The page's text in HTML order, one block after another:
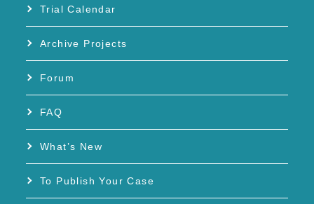
Trial Calendar
Archive Projects
Forum
FAQ
What’s New
To Publish Your Case